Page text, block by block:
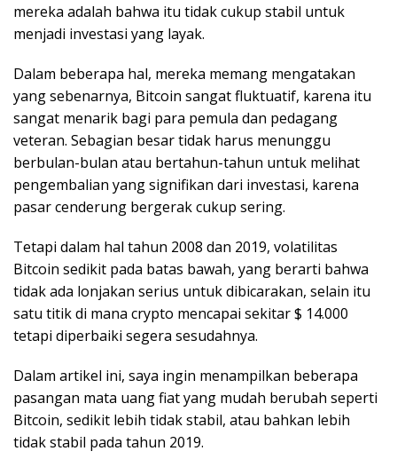
mereka adalah bahwa itu tidak cukup stabil untuk
menjadi investasi yang layak.
Dalam beberapa hal, mereka memang mengatakan
yang sebenarnya, Bitcoin sangat fluktuatif, karena itu
sangat menarik bagi para pemula dan pedagang
veteran. Sebagian besar tidak harus menunggu
berbulan-bulan atau bertahun-tahun untuk melihat
pengembalian yang signifikan dari investasi, karena
pasar cenderung bergerak cukup sering.
Tetapi dalam hal tahun 2008 dan 2019, volatilitas
Bitcoin sedikit pada batas bawah, yang berarti bahwa
tidak ada lonjakan serius untuk dibicarakan, selain itu
satu titik di mana crypto mencapai sekitar $ 14.000
tetapi diperbaiki segera sesudahnya.
Dalam artikel ini, saya ingin menampilkan beberapa
pasangan mata uang fiat yang mudah berubah seperti
Bitcoin, sedikit lebih tidak stabil, atau bahkan lebih
tidak stabil pada tahun 2019.